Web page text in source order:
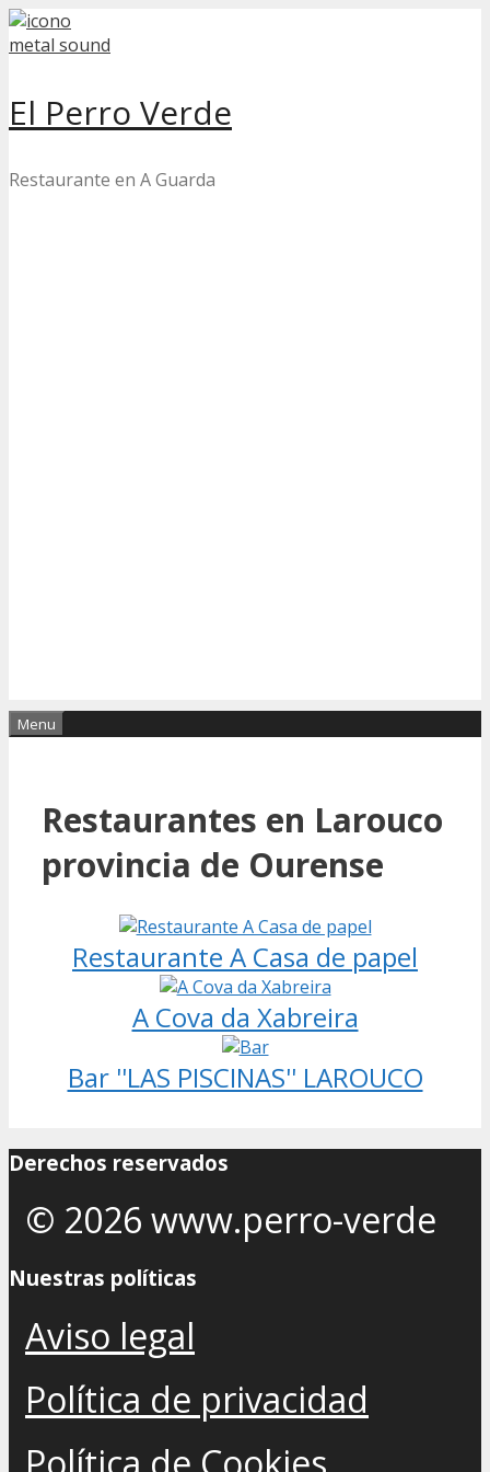
Skip
to
El Perro Verde
Restaurante en A Guarda
Menu
Restaurantes en Larouco
provincia de Ourense
Restaurante A Casa de papel
A Cova da Xabreira
Bar ''LAS PISCINAS'' LAROUCO
Derechos reservados
© 2026 www.perro-verde
Nuestras políticas
Aviso legal
Política de privacidad
Política de Cookies